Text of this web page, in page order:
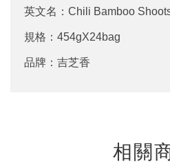
英文名：Chili Bamboo
規格：454gX24bag
品牌：吉芝香
相關